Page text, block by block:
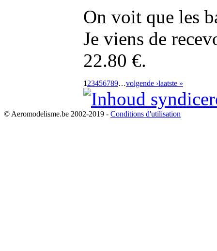
On voit que les
Je viens de
22.80 €.
123456789…volgende ›laatste »
© Aeromodelisme.be 2002-2019 - Conditions d'utilisation